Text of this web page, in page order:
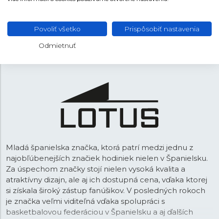
ROZTEČ 18,95 mm
Mladá španielska značka, ktorá patrí medzi jednu z
najobľúbenejších značiek hodiniek nielen v Španielsku.
Za úspechom značky stojí nielen vysoká kvalita a
atraktívny dizajn, ale aj ich dostupná cena, vďaka ktorej
si získala široký zástup fanúšikov. V posledných rokoch
je značka veľmi viditeľná vďaka spolupráci s
basketbalovou federáciou v Španielsku a aj ďalších
Povoliť všetko Prispôsobiť nastavenia
Odmietnuť